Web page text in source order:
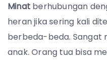
Minat berhubungan
heran jika sering kali
berbeda-beda. Sangat
anak. Orang tua bisa